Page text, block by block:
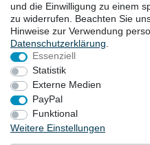
Studien
Promotion
STANDORTE
Widerrufsrecht
und die Einwilligung zu einem
zu widerrufen. Beachten Sie
Hinweise zur Verwendung
Daten­schutz­erklärung
Essenziell
Statistik
Externe Medien
PayPal
Funktional
Weitere Einstellungen